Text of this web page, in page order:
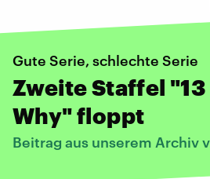
Gute Serie, schlechte Serie
Zweite Staffel "13
Why" floppt
Beitrag aus unserem Archiv